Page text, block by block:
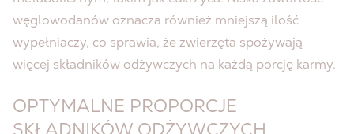
węglowodanów oznacza również mniejszą ilość
wypełniaczy, co sprawia, że zwierzęta spożywają
więcej składników odżywczych na każdą porcję karmy.
OPTYMALNE PROPORCJE